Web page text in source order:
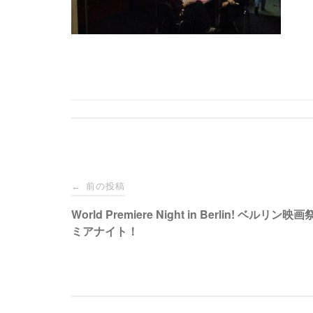
投
稿
← 前の投稿
World Premiere Night in Berlin! ベルリン映画
ミアナイト！